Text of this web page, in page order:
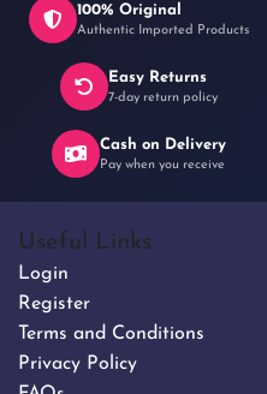
৳ 250
100% Original
Authentic Imported Products
Easy Returns
7-day return policy
Cash on Delivery
Pay when you receive
Useful Links
Login
Register
Terms and Conditions
Privacy Policy